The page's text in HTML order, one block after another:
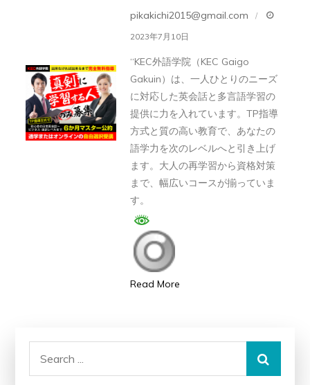
KEC
学
の
評
判、
良
い
ミ、
pikakichi2015@gmail.com
2023年7月10日
“KEC外語学院（KEC Gaigo
Gakuin）は、一人ひとりのニーズ
に対応した英会話と多言語学習の
提供に力を入れています。TP指導
方式と質の高い教育で、あなたの
語学力を次のレベルへと引き上げ
ます。大人の再学習から資格対策
まで、幅広いコースが揃っていま
す。
Read More